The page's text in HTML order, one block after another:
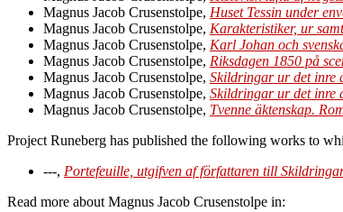
Magnus Jacob Crusenstolpe, Huset Tessin under
Magnus Jacob Crusenstolpe, Karakteristiker, ur
Magnus Jacob Crusenstolpe, Karl Johan och
Magnus Jacob Crusenstolpe, Riksdagen 1850 på
Magnus Jacob Crusenstolpe, Skildringar ur det inre
Magnus Jacob Crusenstolpe, Skildringar ur det inre
Magnus Jacob Crusenstolpe, Tvenne äktenskap.
Project Runeberg has published the following works to
---, Portefeuille, utgifven af författaren till
Read more about Magnus Jacob Crusenstolpe in: